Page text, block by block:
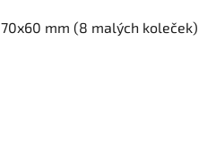
70x60 mm (8 malých koleček)